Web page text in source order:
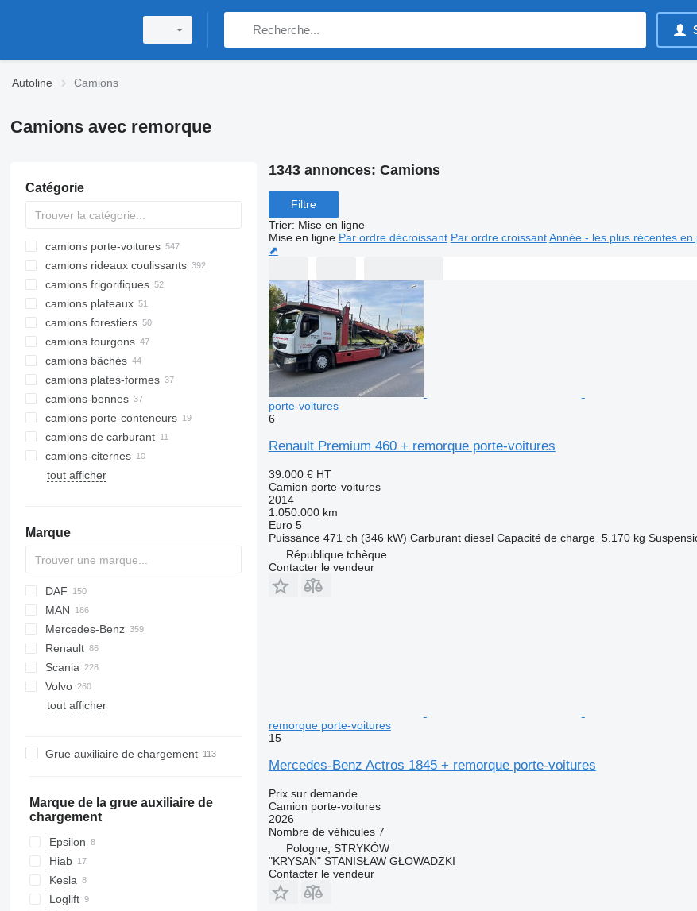
Autoline Camions
Camions avec remorque
Catégorie
camions porte-voitures
camions rideaux coulissants
camions frigorifiques
camions plateaux
camions forestiers
camions fourgons
camions bâchés
camions plates-formes
camions-bennes
camions porte-conteneurs
camions de carburant
camions-citernes
tout afficher
Marque
DAF
AS
CF
LF
XF
XG
Daily
EuroCargo
Magirus
S-Way
Stralis
Trakker
T-series
MAN
NL series
TGA
TGL
TGM
TGS
630305
Mercedes-Benz
Actros
Antos
Arocs
Atego
Renault
C-series
D Wide
Magnum
Scania
G-series
LB
G7
Volvo
FH
tout afficher
Grue auxiliaire de chargement
Marque de la grue auxiliaire de
chargement
Epsilon
Hiab
Kesla
Loglift
1343 annonces: Camions
Filtre
Trier: Mise en ligne
Mise en ligne Par ordre décroissant Par ordre croissant Année - les plus récentes en
⬈
porte-voitures
6
Renault Premium 460 + remorque porte-voitures
39.000 € HT
Camion porte-voitures
2014
1.050.000 km
Euro 5
Puissance 471 ch (346 kW) Carburant diesel Capacité de charge 5.170 kg
République tchèque
Contacter le vendeur
remorque porte-voitures
15
Mercedes-Benz Actros 1845 + remorque porte-voitures
Prix sur demande
Camion porte-voitures
2026
Nombre de véhicules 7
Pologne, STRYKÓW
"KRYSAN" STANISŁAW GŁOWADZKI
Contacter le vendeur